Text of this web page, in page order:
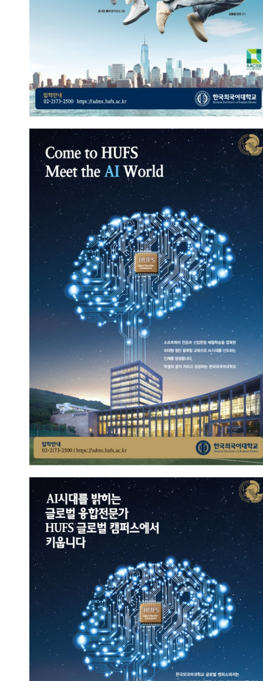
Meet the AI World!
2023.09.13
총관리자
AI시대의 핵심인재
2023.09.13
총관리자